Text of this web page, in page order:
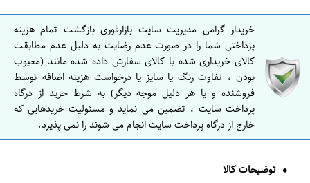
خریدار گرامی مدیریت سایت بازارفوری بازگشت تمام هزینه
پرداختی شما را در صورت عدم رضایت به دلیل عدم مطابقت
کالای خریداری شده با کالای سفارش داده شده مانند (معیوب
بودن ، تفاوت رنگ یا سایز یا درخواست هزینه اضافه توسط
فروشنده و یا هر دلیل موجه دیگر) به شرط خرید از درگاه
پرداخت سایت ، تضمین می نماید و مسئولیت خریدهایی که
خارج از درگاه پرداخت سایت انجام می شوند را نمی پذیرد.
توضیحات کالا